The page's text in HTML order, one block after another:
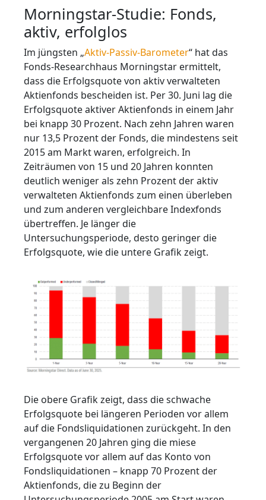
Morningstar-Studie: Fonds,
aktiv, erfolglos
Im jüngsten „Aktiv-Passiv-Barometer“ hat das
Fonds-Researchhaus Morningstar ermittelt,
dass die Erfolgsquote von aktiv verwalteten
Aktienfonds bescheiden ist. Per 30. Juni lag die
Erfolgsquote aktiver Aktienfonds in einem Jahr
bei knapp 30 Prozent. Nach zehn Jahren waren
nur 13,5 Prozent der Fonds, die mindestens seit
2015 am Markt waren, erfolgreich. In
Zeiträumen von 15 und 20 Jahren konnten
deutlich weniger als zehn Prozent der aktiv
verwalteten Aktienfonds zum einen überleben
und zum anderen vergleichbare Indexfonds
übertreffen. Je länger die
Untersuchungsperiode, desto geringer die
Erfolgsquote, wie die untere Grafik zeigt.
Die obere Grafik zeigt, dass die schwache
Erfolgsquote bei längeren Perioden vor allem
auf die Fondsliquidationen zurückgeht. In den
vergangenen 20 Jahren ging die miese
Erfolgsquote vor allem auf das Konto von
Fondsliquidationen – knapp 70 Prozent der
Aktienfonds, die zu Beginn der